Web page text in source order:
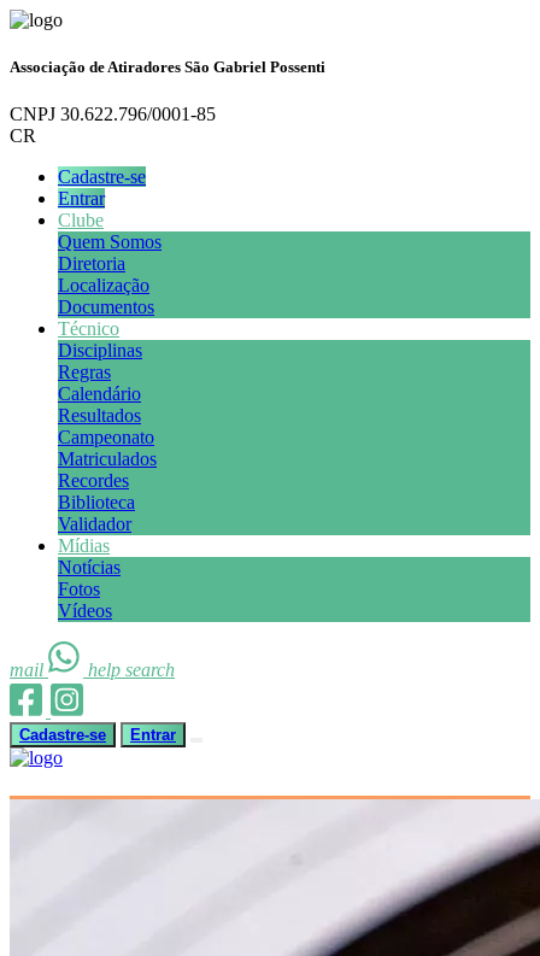
Associação de Atiradores São Gabriel Possenti
CNPJ 30.622.796/0001-85
CR
Cadastre-se
Entrar
Clube
Quem Somos
Diretoria
Localização
Documentos
Técnico
Disciplinas
Regras
Calendário
Resultados
Campeonato
Matriculados
Recordes
Biblioteca
Validador
Mídias
Notícias
Fotos
Vídeos
mail help search
Cadastre-se Entrar